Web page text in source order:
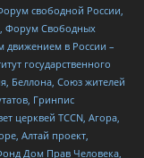
свободной России,
Форум Свободных
движением в России –
государственного
Беллона, Союз жителей
Гринпис
церквей TCCN, Агора,
Алтай проект,
Дом Прав Человека,